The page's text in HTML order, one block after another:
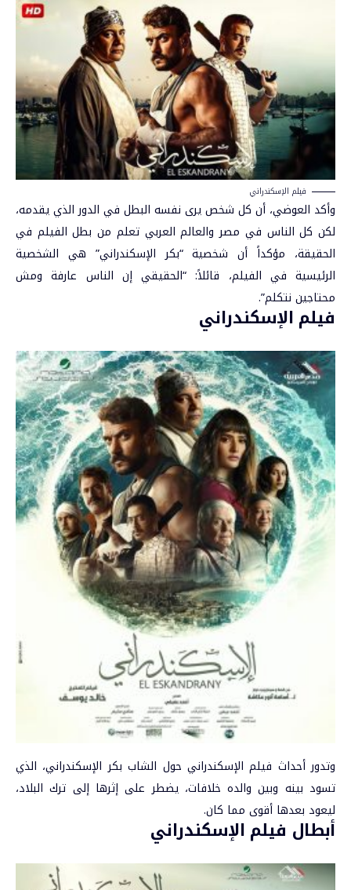
فيلم الإسكندراني
وأكد العوضي، أن كل شخص يرى نفسه البطل في الدور الذي يقدمه،
لكن كل الناس في مصر والعالم العربي تعلم من بطل الفيلم في
الحقيقة، مؤكداً أن شخصية “بكر الإسكندراني” هي الشخصية
الرئيسية في الفيلم، قائلاً: “الحقيقي إن الناس عارفة ومش
محتاجين نتكلم”.
فيلم الإسكندراني
وتدور أحداث فيلم الإسكندراني حول الشاب بكر الإسكندراني، الذي
تسود بينه وبين والده خلافات، يضطر على إثرها إلى ترك البلاد،
ليعود بعدها أقوى مما كان.
أبطال فيلم الإسكندراني